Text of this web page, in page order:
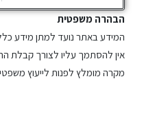
משפטית
באתר נועד למתן מידע כללי בלבד
להסתמך עליו לצורך קבלת החלטות
מומלץ לפנות לייעוץ משפטי פרטני.